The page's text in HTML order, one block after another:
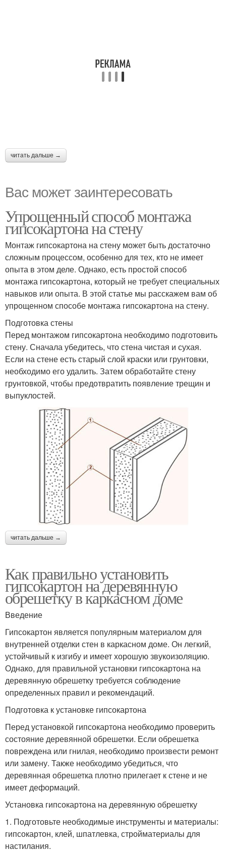
читать дальше →
Вас может заинтересовать
Упрощенный способ монтажа
гипсокартона на стену
Монтаж гипсокартона на стену может быть достаточно
сложным процессом, особенно для тех, кто не имеет
опыта в этом деле. Однако, есть простой способ
монтажа гипсокартона, который не требует специальных
навыков или опыта. В этой статье мы расскажем вам об
упрощенном способе монтажа гипсокартона на стену.
Подготовка стены
Перед монтажом гипсокартона необходимо подготовить
стену. Сначала убедитесь, что стена чистая и сухая.
Если на стене есть старый слой краски или грунтовки,
необходимо его удалить. Затем обработайте стену
грунтовкой, чтобы предотвратить появление трещин и
выпуклостей.
читать дальше →
Как правильно установить
гипсокартон на деревянную
обрешетку в каркасном доме
Введение
Гипсокартон является популярным материалом для
внутренней отделки стен в каркасном доме. Он легкий,
устойчивый к изгибу и имеет хорошую звукоизоляцию.
Однако, для правильной установки гипсокартона на
деревянную обрешетку требуется соблюдение
определенных правил и рекомендаций.
Подготовка к установке гипсокартона
Перед установкой гипсокартона необходимо проверить
состояние деревянной обрешетки. Если обрешетка
повреждена или гнилая, необходимо произвести ремонт
или замену. Также необходимо убедиться, что
деревянная обрешетка плотно прилегает к стене и не
имеет деформаций.
Установка гипсокартона на деревянную обрешетку
1. Подготовьте необходимые инструменты и материалы:
гипсокартон, клей, шпатлевка, стройматериалы для
настилания.